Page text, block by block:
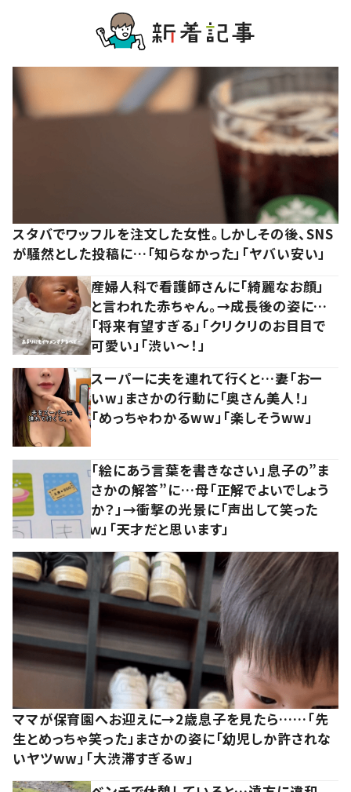
スタバでワッフルを注文した女性。しかしその後、SNS
が騒然とした投稿に…「知らなかった」「ヤバい安い」
産婦人科で看護師さんに「綺麗なお顔」
と言われた赤ちゃん。→成長後の姿に…
「将来有望すぎる」「クリクリのお目目で
可愛い」「渋い～！」
スーパーに夫を連れて行くと…妻「おー
いw」まさかの行動に「奥さん美人！」
「めっちゃわかるww」「楽しそうww」
「絵にあう言葉を書きなさい」息子の”ま
さかの解答”に…母「正解でよいでしょう
か？」→衝撃の光景に「声出して笑った
ｗ」「天才だと思います」
ママが保育園へお迎えに→2歳息子を見たら……「先
生とめっちゃ笑った」まさかの姿に「幼児しか許されな
いヤツww」「大渋滞すぎるw」